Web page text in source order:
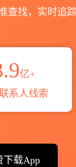
查找，实时追
亿+
系人线索
下载App